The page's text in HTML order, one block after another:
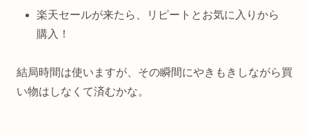
楽天セールが来たら、リピートとお気に入りから
購入！
結局時間は使いますが、その瞬間にやきもきしながら買
い物はしなくて済むかな。